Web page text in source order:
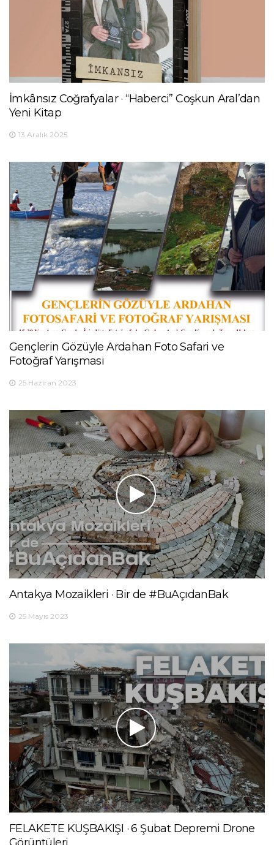
İmkânsız Coğrafyalar · “Haberci” Coşkun Aral’dan
Yeni Kitap
13 Aralık 2025
Gençlerin Gözüyle Ardahan Foto Safari ve
Fotoğraf Yarışması
25 Haziran 2023
Antakya Mozaikleri · Bir de #BuAçıdanBak
25 Mayıs 2023
FELAKETE KUŞBAKIŞI · 6 Şubat Depremi Drone
Görüntüleri